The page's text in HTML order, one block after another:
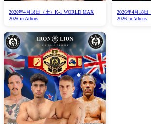
2026年4月18日（土）K-1 WORLD MAX
2026 in Athens
2026年4月18
2026 in Athens